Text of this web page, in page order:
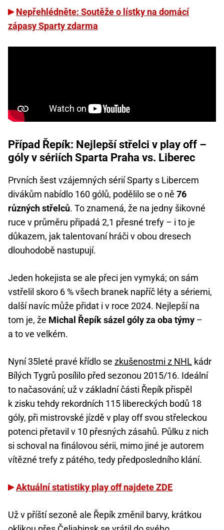
Nepřehlédněte: Soutěže o lístky na domácí
zápasy Sparty zdarma
Případ Řepík: Nejlepší střelci v play off –
góly v sériích Sparta Praha vs. Liberec
Prvních šest vzájemných sérií Sparty s Libercem
divákům nabídlo 160 gólů, podělilo se o ně 76
různých střelců. To znamená, že na jedny šikovné
ruce v průměru připadá 2,1 přesné trefy – i to je
důkazem, jak talentovaní hráči v obou dresech
dlouhodobě nastupují.
Jeden hokejista se ale přeci jen vymyká; on sám
vstřelil skoro 6 % všech branek napříč léty a sériemi,
další navíc může přidat i v roce 2024. Nejlepší na
tom je, že Michal Řepík sázel góly za oba týmy –
a to ve velkém.
Nyní 35leté pravé křídlo se zkušenostmi z NHL kádr
Bílých Tygrů posílilo před sezonou 2015/16. Ideální
to načasování; už v základní části Řepík přispěl
k zisku tehdy rekordních 115 libereckých bodů 18
góly, při mistrovské jízdě v play off svou střeleckou
potenci přetavil v 10 přesných zásahů. Půlku z nich
si schoval na finálovou sérii, mimo jiné je autorem
vítězné trefy z pátého, tedy předposledního klání.
Aktuální statistiky play off najdete ZDE
Už v příští sezoně ale Řepík změnil barvy, krátkou